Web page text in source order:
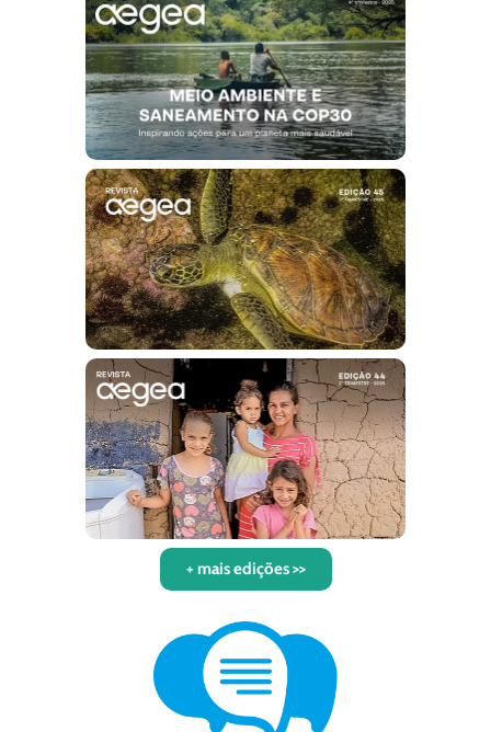
+ mais edições >>